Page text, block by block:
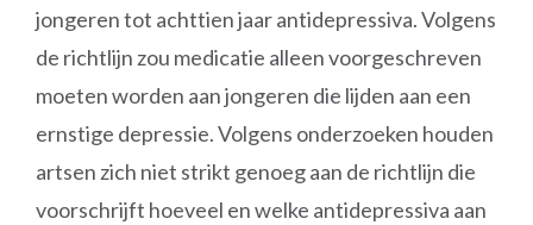
jongeren tot achttien jaar antidepressiva. Volgens
de richtlijn zou medicatie alleen voorgeschreven
moeten worden aan jongeren die lijden aan een
ernstige depressie. Volgens onderzoeken houden
artsen zich niet strikt genoeg aan de richtlijn die
voorschrijft hoeveel en welke antidepressiva aan